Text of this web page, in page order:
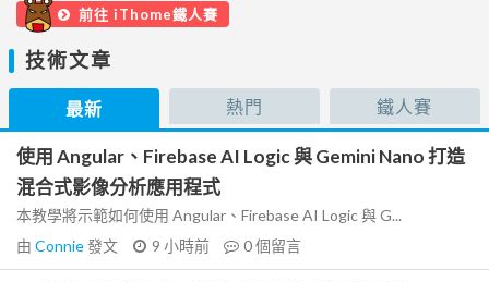
前往 iThome鐵人賽
技術文章
最新 熱門 鐵人賽
使用 Angular、Firebase AI Logic 與 Gemini Nano 打造
混合式影像分析應用程式
本教學將示範如何使用 Angular、Firebase AI Logic 與 G...
由 Connie發文 9 小時前 0個留言